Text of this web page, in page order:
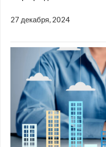
27 декабря, 2024